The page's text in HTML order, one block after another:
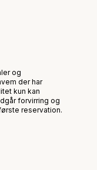
og
der har
kun kan
forvirring og
reservation.